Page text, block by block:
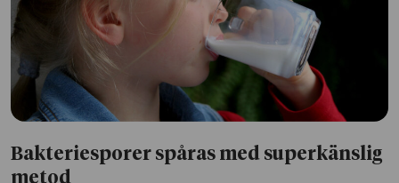
Bakteriesporer spåras med superkänslig
metod